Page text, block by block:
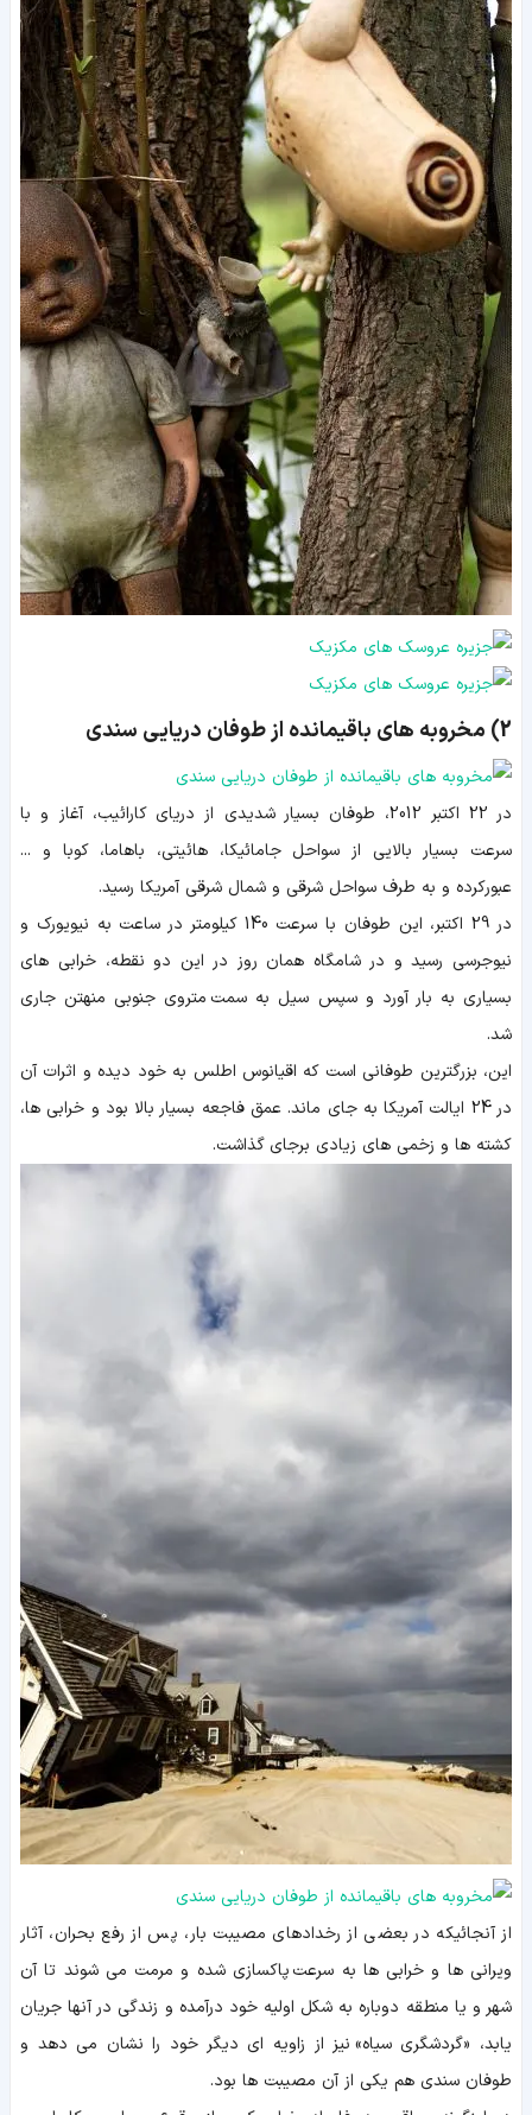
2) مخروبه های باقیمانده از طوفان دریایی سندی
در 22 اکتبر 2012، طوفان بسیار شدیدی از دریای کارائیب، آغاز و با
سرعت بسیار بالایی از سواحل جامائیکا، هائیتی، باهاما، کوبا و ...
عبورکرده و به طرف سواحل شرقی و شمال شرقی آمریکا رسید.
در 29 اکتبر، این طوفان با سرعت 140 کیلومتر در ساعت به نیویورک و
نیوجرسی رسید و در شامگاه همان روز در این دو نقطه، خرابی های
بسیاری به بار آورد و سپس سیل به سمت متروی جنوبی منهتن جاری
شد.
این، بزرگترین طوفانی است که اقیانوس اطلس به خود دیده و اثرات آن
در 24 ایالت آمریکا به جای ماند. عمق فاجعه بسیار بالا بود و خرابی ها،
کشته ها و زخمی های زیادی برجای گذاشت.
از آنجائیکه در بعضی از رخدادهای مصیبت بار، پس از رفع بحران، آثار
ویرانی ها و خرابی ها به سرعت پاکسازی شده و مرمت می شوند تا آن
شهر و یا منطقه دوباره به شکل اولیه خود درآمده و زندگی در آنها جریان
یابد، «گردشگری سیاه» نیز از زاویه ای دیگر خود را نشان می دهد و
طوفان سندی هم یکی از آن مصیبت ها بود.